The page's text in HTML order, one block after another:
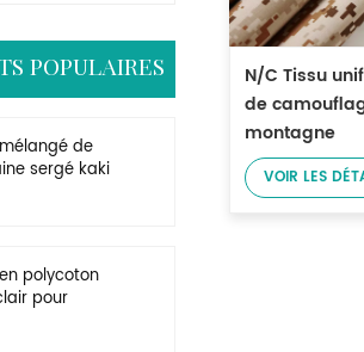
N/C Tissu
de
montagne
numérique
50/50
VOIR LES
POPULAIRES
de
sergé kaki
polycoton
pour